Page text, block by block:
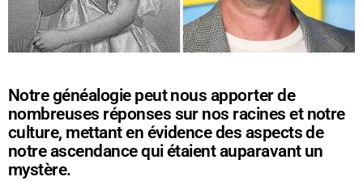
Notre généalogie peut nous apporter de
nombreuses réponses sur nos racines et notre
culture, mettant en évidence des aspects de
notre ascendance qui étaient auparavant un
mystère.